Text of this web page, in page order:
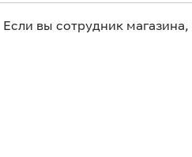
Если вы сотрудник магазина,